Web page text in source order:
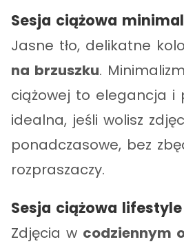
Sesja ciążowa
Jasne tło, delikatne
na brzuszku.
ciążowej to elegancja
idealna, jeśli wolisz
ponadczasowe, bez
rozpraszaczy.
Sesja ciążowa lifestyle
Zdjęcia w codziennym